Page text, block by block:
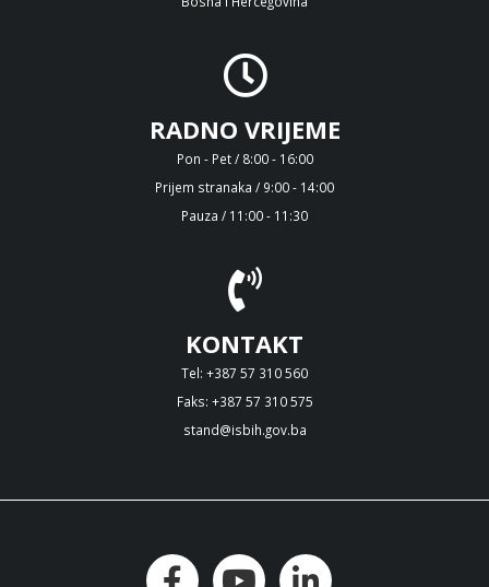
RADNO VRIJEME
Pon - Pet / 8:00 - 16:00
Prijem stranaka / 9:00 - 14:00
Pauza / 11:00 - 11:30
KONTAKT
Tel: +387 57 310 560
Faks: +387 57 310 575
stand@isbih.gov.ba